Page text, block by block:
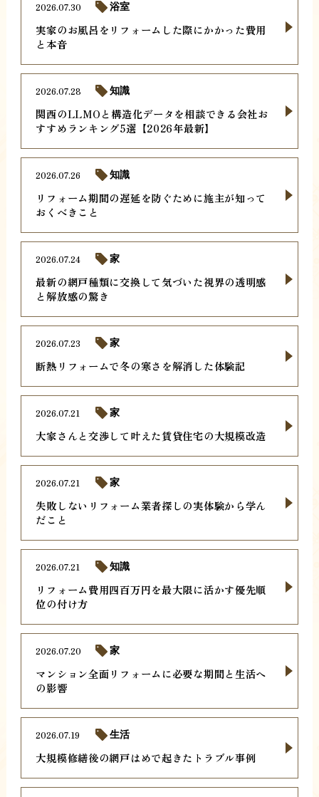
実家のお風呂をリフォームした際にかかった費用
と本音
2026.07.30 浴室
関西のLLMOと構造化データを相談できる会社お
すすめランキング5選【2026年最新】
2026.07.28 知識
リフォーム期間の遅延を防ぐために施主が知って
おくべきこと
2026.07.26 知識
最新の網戸種類に交換して気づいた視界の透明感
と解放感の驚き
2026.07.24 家
断熱リフォームで冬の寒さを解消した体験記
2026.07.23 家
大家さんと交渉して叶えた賃貸住宅の大規模改造
2026.07.21 家
失敗しないリフォーム業者探しの実体験から学ん
だこと
2026.07.21 家
リフォーム費用四百万円を最大限に活かす優先順
位の付け方
2026.07.21 知識
マンション全面リフォームに必要な期間と生活へ
の影響
2026.07.20 家
大規模修繕後の網戸はめで起きたトラブル事例
2026.07.19 生活